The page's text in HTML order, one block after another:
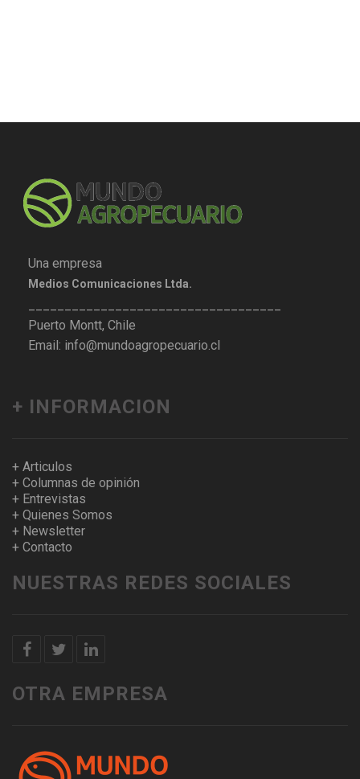
Una empresa
Medios Comunicaciones Ltda.
Puerto Montt, Chile
Email: info@mundoagropecuario.cl
+ INFORMACION
+ Articulos
+ Columnas de opinión
+ Entrevistas
+ Quienes Somos
+ Newsletter
+ Contacto
NUESTRAS REDES SOCIALES
OTRA EMPRESA